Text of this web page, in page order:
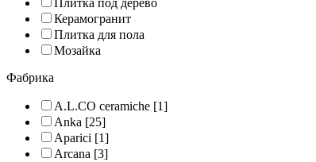
Плитка под дерево
Керамогранит
Плитка для пола
Мозайка
Фабрика
A.L.CO ceramiche [1]
Anka [25]
Aparici [1]
Arcana [3]